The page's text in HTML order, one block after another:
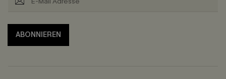
ABONNIEREN